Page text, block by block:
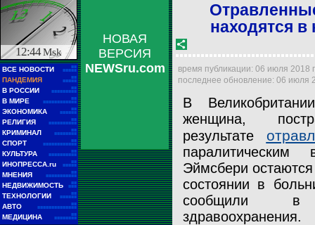
12:44Msk
ВСЕ НОВОСТИ ■■
■■■■■
ПАНДЕМИЯ ■■
■■■■■
В РОССИИ ■■
■■■■■■■■■
В МИРЕ ■■
■■■■■■■■■■■■
ЭКОНОМИКА ■■
■■■■■■
РЕЛИГИЯ ■■
■■■■■■■■■■
КРИМИНАЛ ■■
■■■■■■■■
СПОРТ ■■
■■■■■■■■■■■■
КУЛЬТУРА ■■
■■■■■■■■■■
ИНОПРЕССА.ru ■■
■■■■■
МНЕНИЯ ■■
■■■■■■■■■■■
НЕДВИЖИМОСТЬ ■■
■■■
ТЕХНОЛОГИИ ■■
■■■■■■
АВТО ■■
■■■■■■■■■■■■■■
МЕДИЦИНА ■■
■■■■■■■■
НОВАЯ
ВЕРСИЯ
NEWSru.com
находятся в
время публикации: 06 июля 2018
последнее обновление: 06 июля
В
женщина,
результате
Эймсбери
состоянии в
сообщили в
здравоохранения.